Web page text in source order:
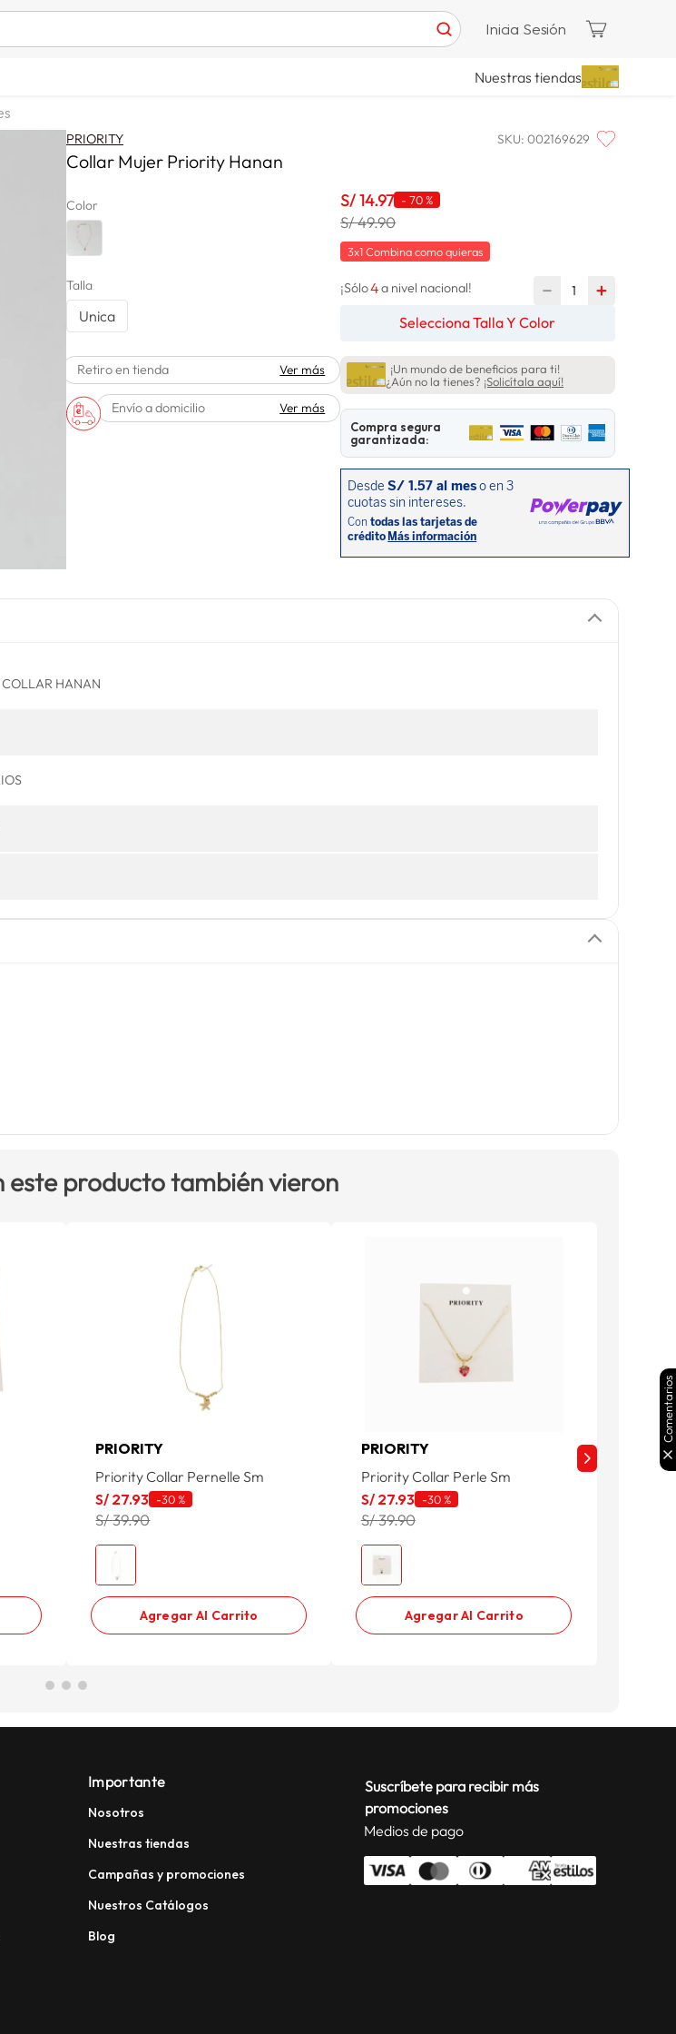
Inicia Sesión
Nuestras tiendas
PRIORITY SKU: 002169629
Collar Mujer Priority Hanan
Color
Talla
Unica
Retiro en tienda Ver más
Envío a domicilio Ver más
S/14.97 -70 %
S/ 49.90
3x1 Combina como quieras
¡Sólo4a nivel nacional! ＋
－
Selecciona Talla Y Color
¡Un mundo de beneficios para ti!
¿Aún no la tienes? ¡Solicítala aquí!
Compra segura
garantizada:
COLLAR HANAN
este producto también vieron
PRIORITY
Priority Collar Pernelle Sm
S/ 27.93 -30 %
S/ 39.90
Agregar Al Carrito
PRIORITY
Priority Collar Perle Sm
S/ 27.93 -30 %
S/ 39.90
Agregar Al Carrito
Importante
Nosotros
Nuestras tiendas
Campañas y promociones
Nuestros Catálogos
Blog
Suscríbete para recibir más
promociones
Medios de pago
Comentarios